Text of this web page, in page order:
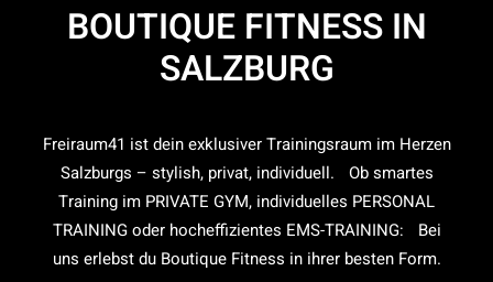
BOUTIQUE FITNESS IN
SALZBURG
Freiraum41 ist dein exklusiver Trainingsraum im Herzen
Salzburgs – stylish, privat, individuell. Ob smartes
Training im PRIVATE GYM, individuelles PERSONAL
TRAINING oder hocheffizientes EMS-TRAINING: Bei
uns erlebst du Boutique Fitness in ihrer besten Form.